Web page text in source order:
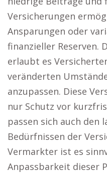
Versicherungen
Ansparungen oder
finanzieller Reserven.
erlaubt es
veränderten
anzupassen. Diese
nur Schutz vor
passen sich auch den
Bedürfnissen der
Vermarkter ist es
Anpassbarkeit dieser